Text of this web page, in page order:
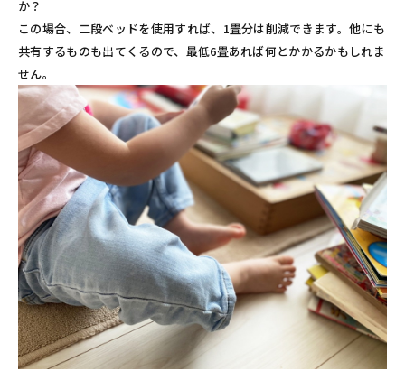
か？
この場合、二段ベッドを使用すれば、1畳分は削減できます。他にも
共有するものも出てくるので、最低6畳あれば何とかかるかもしれま
せん。